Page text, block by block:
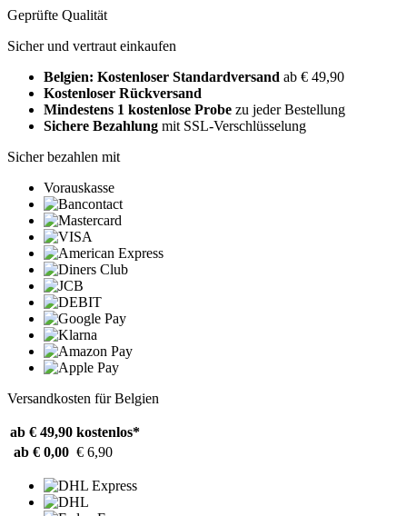
Geprüfte Qualität
Sicher und vertraut einkaufen
Belgien: Kostenloser Standardversand ab € 49,90
Kostenloser Rückversand
Mindestens 1 kostenlose Probe zu jeder Bestellung
Sichere Bezahlung mit SSL-Verschlüsselung
Sicher bezahlen mit
Vorauskasse
Versandkosten für Belgien
ab € 49,90 kostenlos*
ab € 0,00 € 6,90